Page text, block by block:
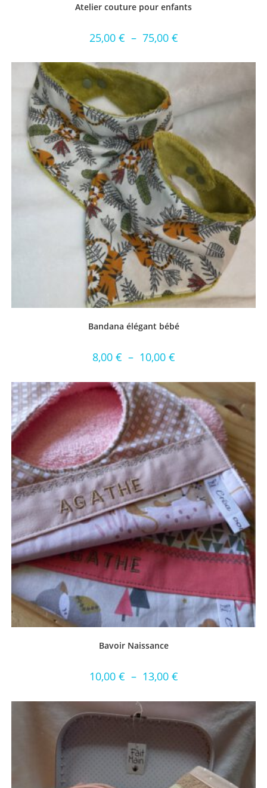
Atelier couture pour enfants
25,00 € – 75,00 €
Bandana élégant bébé
8,00 € – 10,00 €
Bavoir Naissance
10,00 € – 13,00 €